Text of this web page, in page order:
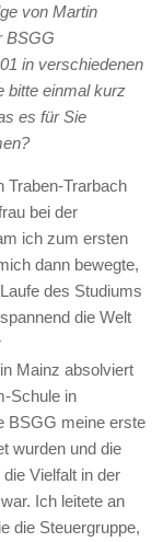
von Martin
BSGG
in verschiedenen
bitte einmal kurz
es für Sie
Traben-Trarbach
bei der
ich zum ersten
dann bewegte,
des Studiums
die Welt
Mainz absolviert
Schule in
BSGG meine erste
wurden und die
Vielfalt in der
Ich leitete an
die Steuergruppe,